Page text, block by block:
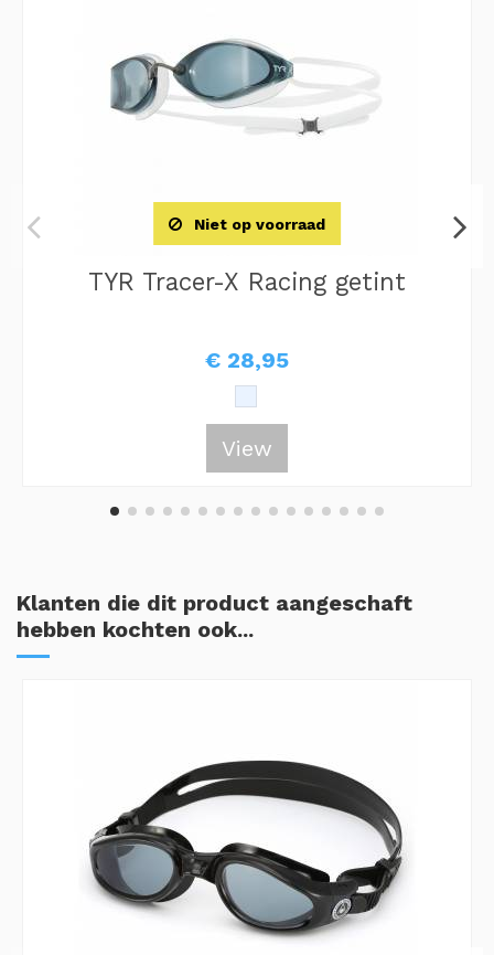
Niet op voorraad
TYR Tracer-X Racing getint
€ 28,95
View
Klanten die dit product aangeschaft
hebben kochten ook...